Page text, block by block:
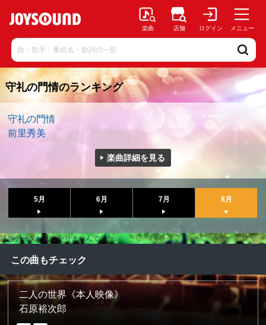
楽曲 店舗 ログイン メニュー
守礼の門情のランキング
守礼の門情
前里秀美
楽曲詳細を見る
5月 6月 7月 8月
該当データが見つかりませんでした。
この曲もチェック
二人の世界《本人映像》
石原裕次郎